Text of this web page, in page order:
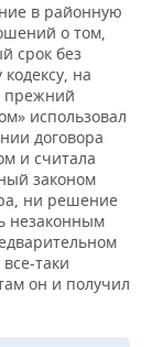
в районную
о том,
срок без
на
прежний
использовал
договора
и считала
законом
ни решение
незаконным
таки
он и получил